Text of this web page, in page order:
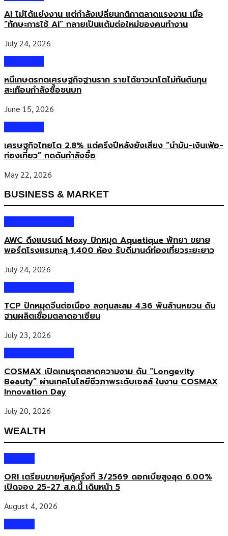
พร้อมให้นักเรียนมีความรู้และทักษะที่จะเผชิญกับสถานการณ์ใหม่ๆ รู้เท่า
ทันการเปลี่ยนแปลงของโลกปัจจุบัน โดยไม่ละทิ้งศาสตร์แขนงต่างๆที่เป็น
พื้นฐานสำคัญในการพัฒนาของมนุษย์ มิสเตอร์โทบี้ รองประธานเครือเบ
โอกาสรอบด้านกับนักเรียน และมุ่งเน้นผลลัพธ์ที่เป็นเลิศ ”โรงเรียนเบซิส
AI ไม่ได้แย่งงาน แต่กำลังเปลี่ยนกติกาตลาดแรงงาน เมื่อ
“ทักษะการใช้ AI” กลายเป็นแต้มต่อใหม่ของคนทำงาน
July 24, 2026
หนี้เกษตรกดเศรษฐกิจฐานราก รายได้ชาวนาโตไม่ทันต้นทุน
สะเทือนกำลังซื้อชนบท
June 15, 2026
เศรษฐกิจไทยโต 2.8% แต่ครึ่งปีหลังยังเสี่ยง “น้ำมัน-เงินเฟ้อ-
ท่องเที่ยว” กดดันกำลังซื้อ
May 22, 2026
BUSINESS & MARKET
AWC ดึงแบรนด์ Moxy ปักหมุด Aquatique พัทยา ขยาย
พอร์ตโรงแรมทะลุ 1,400 ห้อง รับดีมานด์ท่องเที่ยวระยะยาว
July 24, 2026
TCP ปักหมุดจีนต่อเนื่อง ลงทุนสะสม 4.36 พันล้านหยวน ดัน
ฐานผลิตเชื่อมตลาดอาเซียน
July 23, 2026
COSMAX เปิดเกมรุกตลาดความงาม ดัน “Longevity
Beauty” ผ่านเทคโนโลยีชีวภาพระดับเซลล์ ในงาน COSMAX
Innovation Day
July 20, 2026
WEALTH
ORI เตรียมขายหุ้นกู้ครั้งที่ 3/2569 ดอกเบี้ยสูงสุด 6.00%
เปิดจอง 25-27 ส.ค.นี้ เดินหน้า 5
August 4, 2026